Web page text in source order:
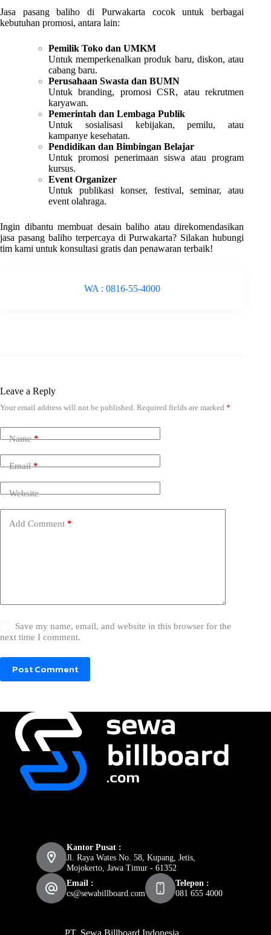
Jasa pasang baliho di Purwakarta cocok untuk berbagai
kebutuhan promosi, antara lain:
Pemilik Toko dan UMKM
Untuk memperkenalkan produk baru, diskon, atau
cabang baru.
Perusahaan Swasta dan BUMN
Untuk branding, promosi CSR, atau rekrutmen
karyawan.
Pemerintah dan Lembaga Publik
Untuk sosialisasi kebijakan, pemilu, atau
kampanye kesehatan.
Pendidikan dan Bimbingan Belajar
Untuk promosi penerimaan siswa atau program
kursus.
Event Organizer
Untuk publikasi konser, festival, seminar, atau
event olahraga.
Ingin dibantu membuat desain baliho atau direkomendasikan
jasa pasang baliho terpercaya di Purwakarta? Silakan hubungi
tim kami untuk konsultasi gratis dan penawaran terbaik!
WA : 0816-55-4000
Leave a Reply
Your email address will not be published. Required fields are marked *
Name*
Email*
Website
Add Comment *
Save my name, email, and website in this browser for the
next time I comment.
Post Comment
Kantor Pusat :
Jl. Raya Wates No. 58, Kupang, Jetis,
Mojokerto, Jawa Timur - 61352
Email :
cs@sewabillboard.com
Telepon :
081 655 4000
PT. Sewa Billboard Indonesia